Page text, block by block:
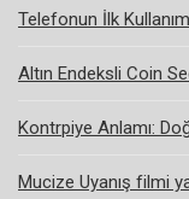
Telefonun İlk
Altın Endeksli Coin
Kontrpiye Anlamı:
Mucize Uyanış filmi